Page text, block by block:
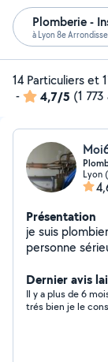
Plomberie -
à Lyon 8e
14 Particuliers et
-
4,7/5 (1
Lyon
Présentation
je suis
personne
Dernier avis
Il y a plus de 6